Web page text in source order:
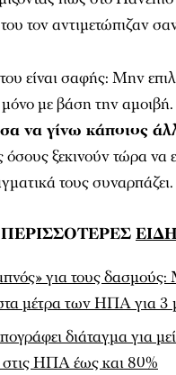
τον αντιμετώπιζαν
είναι σαφής: Μην
με βάση την αμοιβή.
να γίνω κάποιος
όσους ξεκινούν τώρα να
τους συναρπάζει.
για τους
μέτρα των ΗΠΑ για 3
διάταγμα για
ΗΠΑ έως και 80%